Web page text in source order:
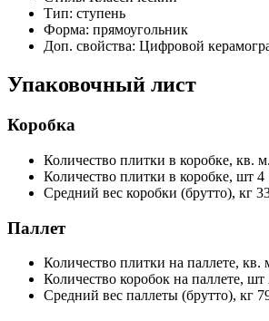
Тип: ступень
Форма: прямоугольник
Доп. свойства: Цифровой
Упаковочный лист
Коробка
Количество плитки в коробке, кв. м.
Количество плитки в коробке, шт 4
Средний вес коробки (брутто), кг
Паллет
Количество плитки на паллете, кв.
Количество коробок на паллете, шт
Средний вес паллеты (брутто), кг